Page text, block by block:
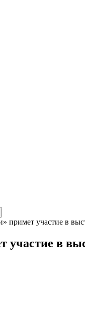
примет участие в
участие в